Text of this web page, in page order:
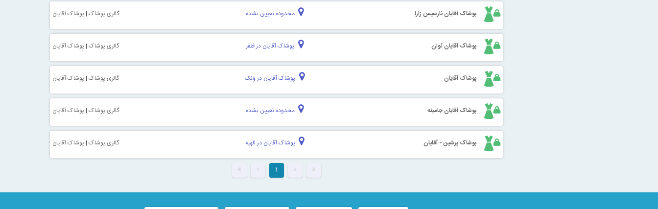
پوشاک آقایان نارسیس زارا محدوده تعیین نشده گالری پوشاک| پوشاک آقایان
پوشاک آقایان آوان پوشاک آقایان در ظفر گالری پوشاک| پوشاک آقایان
پوشاک آقایان پوشاک آقایان در ونک گالری پوشاک| پوشاک آقایان
پوشاک آقایان جامینه محدوده تعیین نشده گالری پوشاک| پوشاک آقایان
پوشاک پرشین - آقایان پوشاک آقایان در الهیه گالری پوشاک| پوشاک آقایان
۱